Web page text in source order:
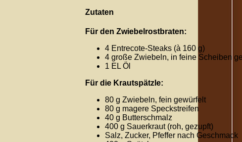
Zutaten
Für den Zwiebelrostbraten:
4 Entrecote-Steaks (à 160 g)
4 große Zwiebeln, in feine Scheiben
1 EL Öl
Für die Krautspätzle:
80 g Zwiebeln, fein gewürfelt
80 g magere Speckstreifen
40 g Butterschmalz
400 g Sauerkraut (roh, gezupft)
Salz, Zucker, Pfeffer nach Geschmack